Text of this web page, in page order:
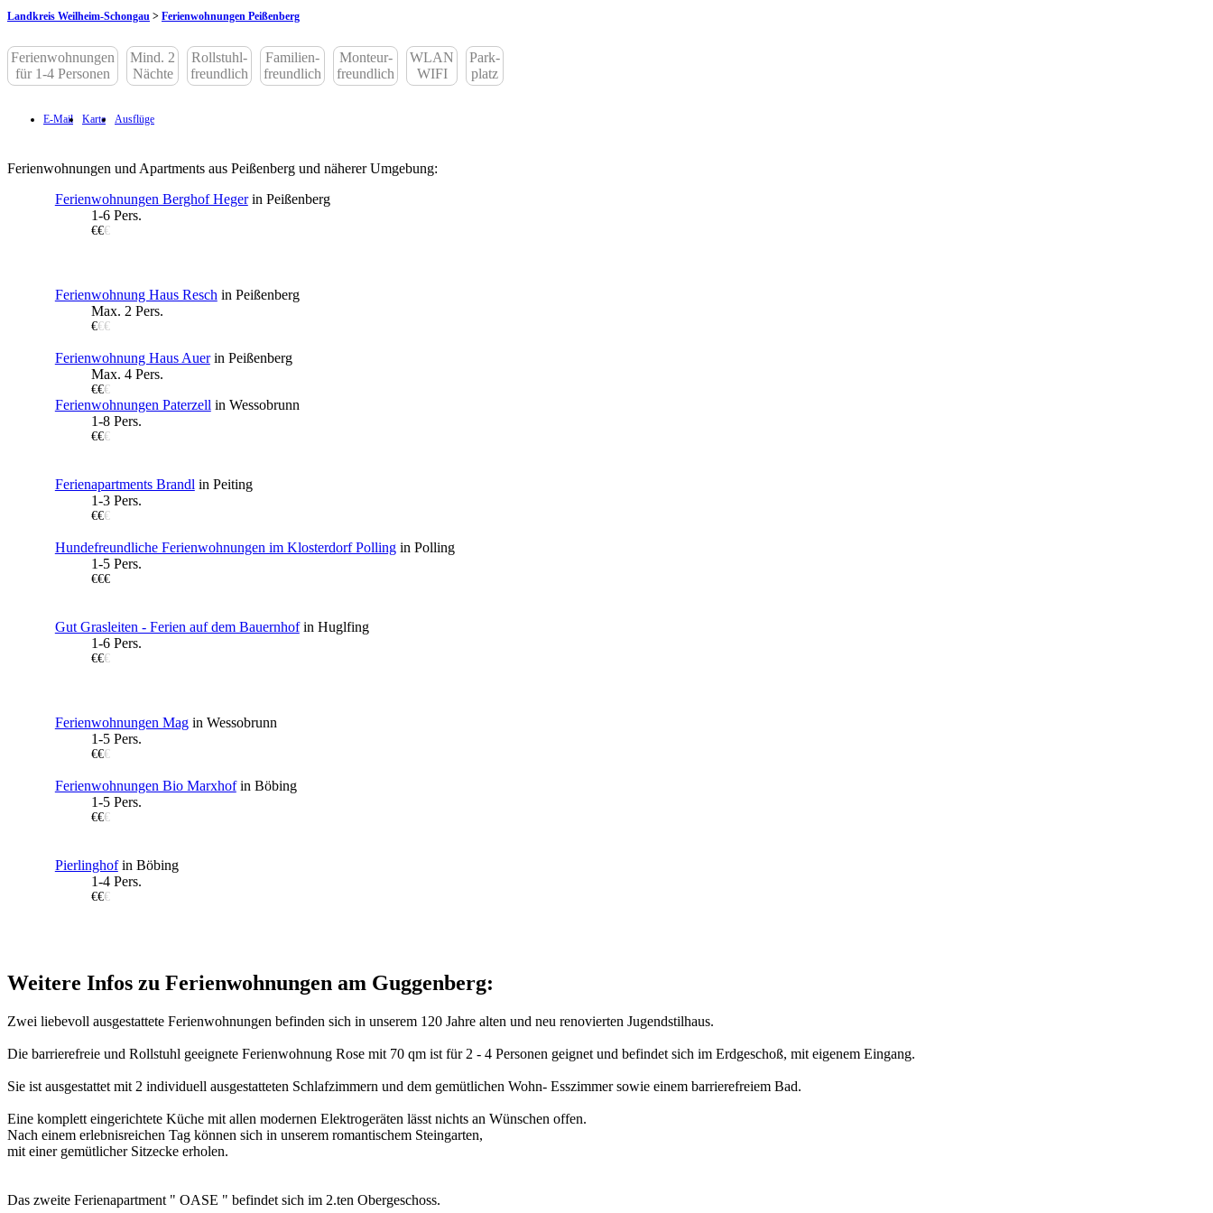
Landkreis Weilheim-Schongau > Ferienwohnungen Peißenberg
Ferienwohnungen
für 1-4 Personen
Mind. 2
Nächte
Rollstuhl-
freundlich
Familien-
freundlich
Monteur-
freundlich
WLAN
WIFI
Park-
platz
E-Mail Karte Ausflüge
Ferienwohnungen und Apartments aus Peißenberg und näherer Umgebung:
Ferienwohnungen Berghof Hegerin Peißenberg
1-6 Pers.
€€€
Ferienwohnung Haus Resch in Peißenberg
Max. 2 Pers.
€€€
Ferienwohnung Haus Auerin Peißenberg
Max. 4 Pers.
€€€
Ferienwohnungen Paterzell in Wessobrunn
1-8 Pers.
€€€
Ferienapartments Brandl in Peiting
1-3 Pers.
€€€
Hundefreundliche Ferienwohnungen im Klosterdorf Pollingin Polling
1-5 Pers.
€€€
Gut Grasleiten - Ferien auf dem Bauernhofin Huglfing
1-6 Pers.
€€€
Ferienwohnungen Magin Wessobrunn
1-5 Pers.
€€€
Ferienwohnungen Bio Marxhofin Böbing
1-5 Pers.
€€€
Pierlinghofin Böbing
1-4 Pers.
€€€
Weitere Infos zu Ferienwohnungen am Guggenberg:
Zwei liebevoll ausgestattete Ferienwohnungen befinden sich in unserem 120 Jahre alten und neu renovierten Jugendstilhaus.
Die barrierefreie und Rollstuhl geeignete Ferienwohnung Rose mit 70 qm ist für 2 - 4 Personen geignet und befindet sich im Erdgeschoß, mit eigenem Eingang.
Sie ist ausgestattet mit 2 individuell ausgestatteten Schlafzimmern und dem gemütlichen Wohn- Esszimmer sowie einem barrierefreiem Bad.
Eine komplett eingerichtete Küche mit allen modernen Elektrogeräten lässt nichts an Wünschen offen.
Nach einem erlebnisreichen Tag können sich in unserem romantischem Steingarten,
mit einer gemütlicher Sitzecke erholen.
Das zweite Ferienapartment " OASE " befindet sich im 2.ten Obergeschoss.